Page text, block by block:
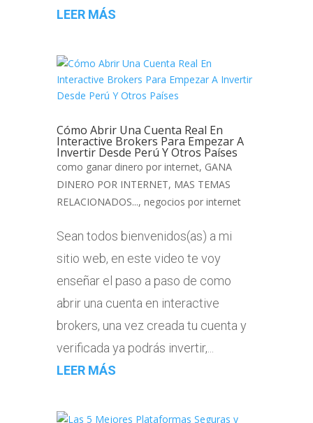
LEER MÁS
Cómo Abrir Una Cuenta Real En
Interactive Brokers Para Empezar A
Invertir Desde Perú Y Otros Países
como ganar dinero por internet, GANA
DINERO POR INTERNET, MAS TEMAS
RELACIONADOS..., negocios por internet
Sean todos bienvenidos(as) a mi
sitio web, en este video te voy
enseñar el paso a paso de como
abrir una cuenta en interactive
brokers, una vez creada tu cuenta y
verificada ya podrás invertir,...
LEER MÁS